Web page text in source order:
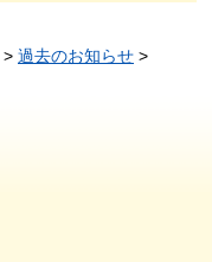
> 過去のお知らせ >